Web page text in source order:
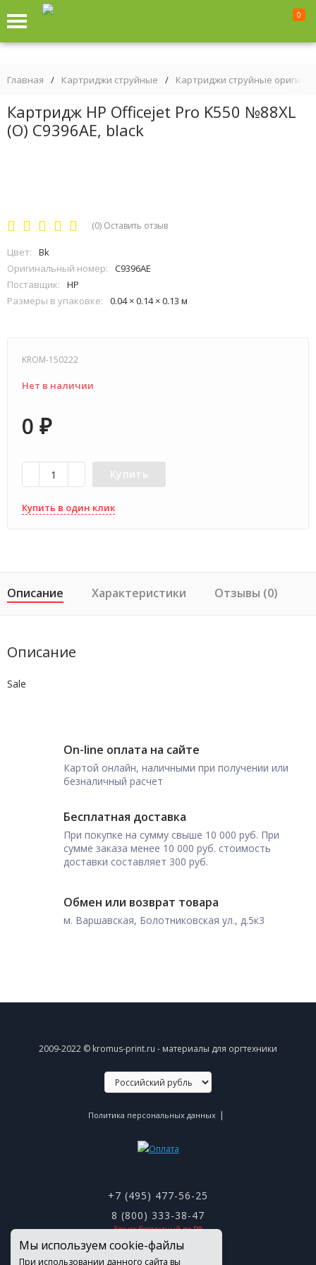
0
Главная / Картриджи струйные / Картриджи струйные
Картридж HP Officejet Pro K550 №88XL
(O) C9396AE, black
(0) Оставить отзыв
Цвет:
Bk
Оригинальный номер:
C9396AE
Поставщик:
HP
Размеры в упаковке:
0.04 × 0.14 × 0.13 м
KROM-150222
Нет в наличии
0 ₽
Купить
Купить в один клик
Описание Характеристики Отзывы (0)
Описание
Sale
On-line оплата на сайте
Картой онлайн, наличными при получении или
безналичный расчет
Бесплатная доставка
При покупке на сумму свыше 10 000 руб. При
сумме заказа менее 10 000 руб. стоимость
доставки составляет 300 руб.
Обмен или возврат товара
м. Варшавская, Болотниковская ул., д.5к3
2009-2022 © kromus-print.ru - материалы для оргтехники
Политика персональных данных |
+7 (495) 477-56-25
8 (800) 333-38-47
Звонок бесплатный по РФ
Мы используем cookie-файлы
При использовании данного сайта вы